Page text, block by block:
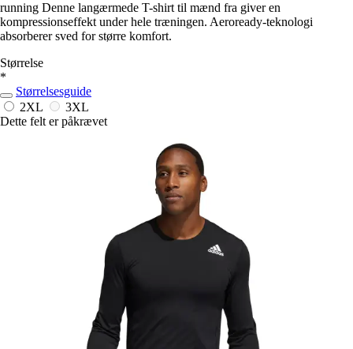
running Denne langærmede T-shirt til mænd fra giver en
kompressionseffekt under hele træningen. Aeroready-teknologi
absorberer sved for større komfort.
Størrelse
*
Størrelsesguide
2XL
3XL
Dette felt er påkrævet